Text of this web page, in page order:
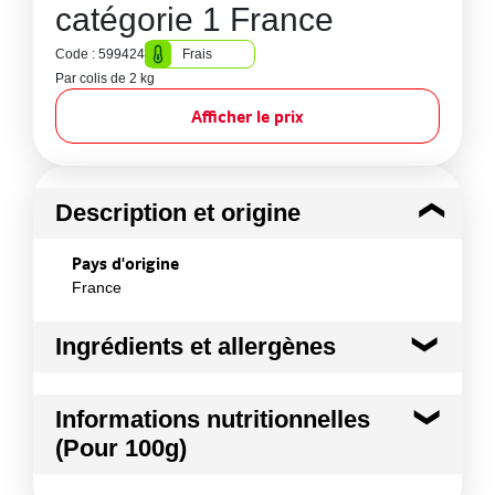
catégorie 1 France
Code : 599424
Frais
Par colis de 2 kg
Afficher le prix
Description et origine
Pays d'origine
France
Ingrédients et allergènes
Betterave
Conformément aux informations transmises
Informations nutritionnelles
(Pour 100g)